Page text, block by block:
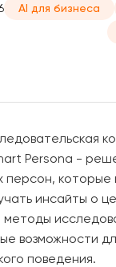
AI для бизнеса
Persona -
персон,
инсайты о
возможности
поведения.